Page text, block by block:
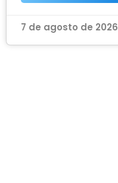
7 de agosto de 2026